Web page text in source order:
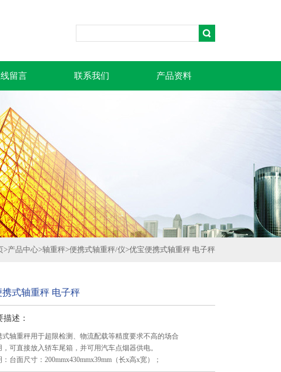
留言 联系我们 产品资料
>产品中心>轴重秤>便携式轴重秤/仪>优宝便携式轴重秤 电子秤
携式轴重秤 电子秤
描述：
式轴重秤用于超限检测、物流配载等精度要求不高的场合
，可直接放入轿车尾箱，并可用汽车点烟器供电。
台面尺寸：200mmx430mmx39mm（长x高x宽）；